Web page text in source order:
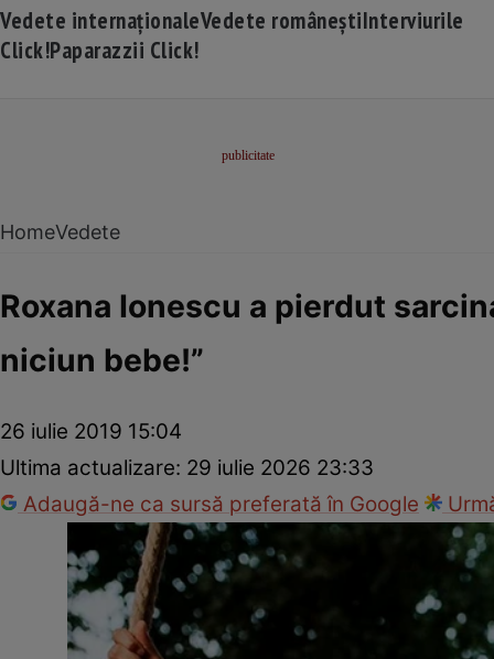
Vedete internaționaleVedete româneștiInterviurile
Click!Paparazzii Click!
HomeVedete
Roxana Ionescu a pierdut
niciun bebe!”
26 iulie 2019 15:04
Ultima actualizare: 29 iulie 2026 23:33
Adaugă-ne ca sursă preferată în Google